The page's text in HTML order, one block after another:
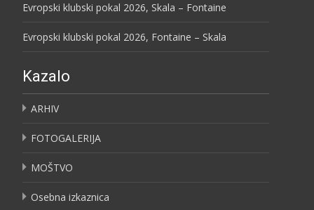
Evropski klubski pokal 2026, Skala – Fontaine
Evropski klubski pokal 2026, Fontaine – Skala
Kazalo
ARHIV
FOTOGALERIJA
MOŠTVO
Osebna izkaznica